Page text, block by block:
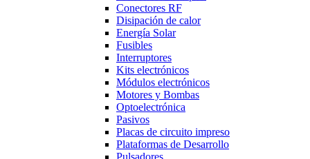
Conectores RF
Disipación de calor
Energía Solar
Fusibles
Interruptores
Kits electrónicos
Módulos electrónicos
Motores y Bombas
Optoelectrónica
Pasivos
Placas de circuito impreso
Plataformas de Desarrollo
Pulsadores